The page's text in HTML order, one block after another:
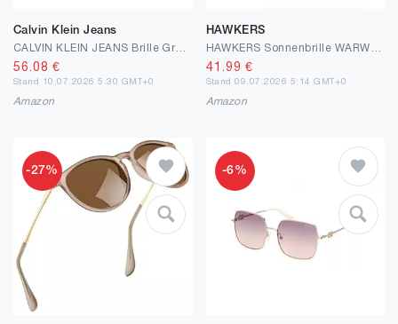
Calvin Klein Jeans
CALVIN KLEIN JEANS Brille Größe 58 mm Dark Ruthenium Eye Size: 58 Bridge: 17
56.08 €
Stand 10.07.2026 5:30 GMT+0
Amazon
HAWKERS
41.99 €
Stand 09.07.2026 5:14 GMT+0
Amazon
-27% -6%